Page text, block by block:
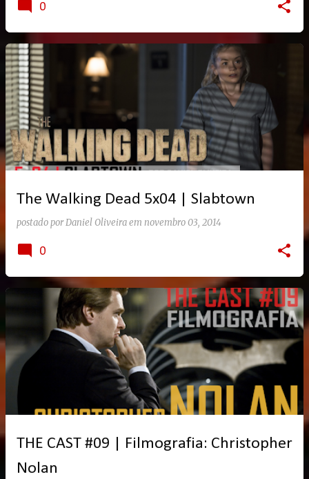
0
The Walking Dead 5x04 | Slabtown
postado porDaniel Oliveiraem novembro 03, 2014
0
THE CAST #09 | Filmografia: Christopher
Nolan